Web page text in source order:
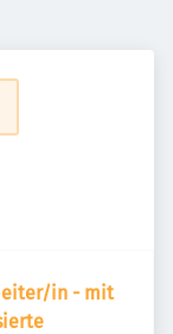
in - mit